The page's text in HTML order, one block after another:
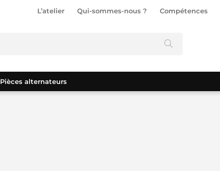
L’atelier Qui-sommes-nous ? Compétences
Pièces alternateurs